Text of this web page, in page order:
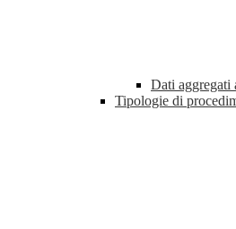
Dati aggregati
Tipologie di